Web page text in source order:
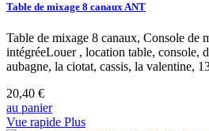
Table de mixage 8 canaux ANT
Table de mixage 8 canaux, Console de
intégréeLouer , location table, console,
aubagne, la ciotat, cassis, la valentine,
20,40 €
au panier
Vue rapide Plus